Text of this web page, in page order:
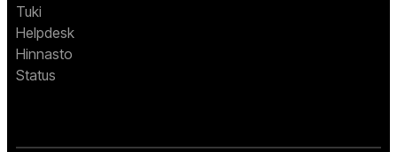
Tuki
Helpdesk
Hinnasto
Status